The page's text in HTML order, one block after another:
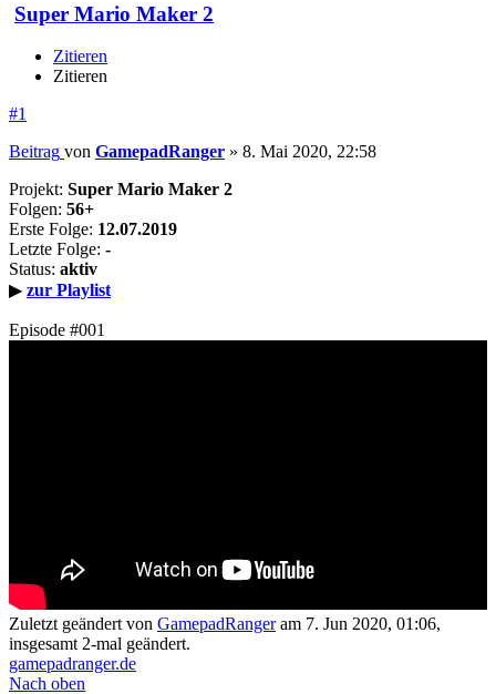
Super Mario Maker 2
Zitieren
Zitieren
#1
Beitrag von GamepadRanger » 8. Mai 2020, 22:58
Projekt: Super Mario Maker 2
Folgen: 56+
Erste Folge: 12.07.2019
Letzte Folge: -
Status: aktiv
▶ zur Playlist
Episode #001
Zuletzt geändert von GamepadRangeram 7. Jun 2020, 01:06,
insgesamt 2-mal geändert.
gamepadranger.de
Nach oben